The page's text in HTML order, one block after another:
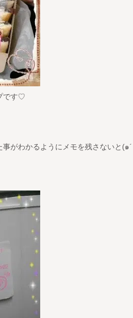
です♡
事がわかるようにメモを残さないと